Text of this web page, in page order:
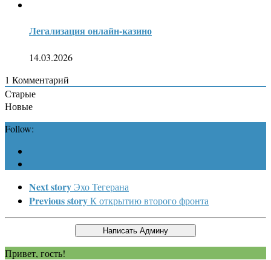
Легализация онлайн-казино
14.03.2026
1 Комментарий
Старые
Новые
Follow:
Next story Эхо Тегерана
Previous storyК открытию второго фронта
Привет, гость!